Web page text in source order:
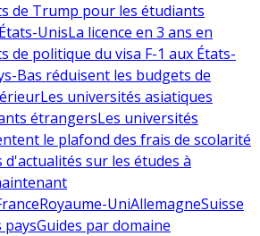
de Trump pour les étudiants
UnisLa licence en 3 ans en
de politique du visa F-1 aux États-
Bas réduisent les budgets de
Les universités asiatiques
étrangersLes universités
le plafond des frais de scolarité
sur les études à
Royaume-UniAllemagneSuisse
Guides par domaine